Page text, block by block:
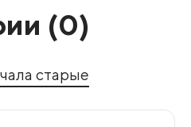
(0)
старые